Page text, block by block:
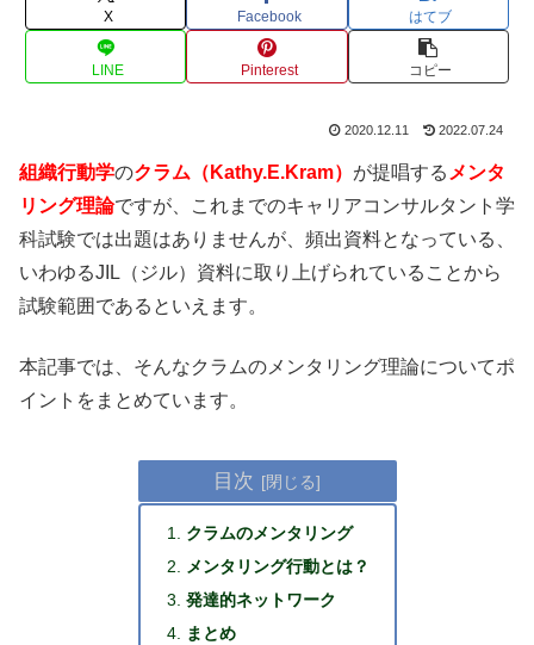
X Facebook はてブ
LINE Pinterest コピー
2020.12.11 2022.07.24
組織行動学のクラム（Kathy.E.Kram） が提唱する メンタ
リング理論ですが、これまでのキャリアコンサルタント学
科試験では出題はありませんが、頻出資料となっている、
いわゆるJIL（ジル）資料に取り上げられていることから
試験範囲であるといえます。
本記事では、そんなクラムのメンタリング理論についてポ
イントをまとめています。
目次
クラムのメンタリング
メンタリング行動とは？
発達的ネットワーク
まとめ